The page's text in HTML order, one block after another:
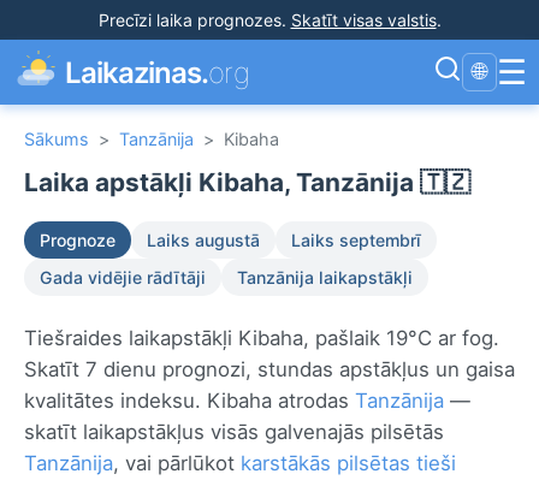
Precīzi laika prognozes. Skatīt visas valstis.
Laikazinas.org 🌐 ☰
Sākums > Tanzānija > Kibaha
Laika apstākļi Kibaha, Tanzānija 🇹🇿
Prognoze Laiks augustā
Laiks septembrī
Gada vidējie rādītāji
Tanzānija laikapstākļi
Tiešraides laikapstākļi Kibaha, pašlaik 19°C ar fog.
Skatīt 7 dienu prognozi, stundas apstākļus un gaisa
kvalitātes indeksu. Kibaha atrodas Tanzānija —
skatīt laikapstākļus visās galvenajās pilsētās
Tanzānija, vai pārlūkot karstākās pilsētas tieši